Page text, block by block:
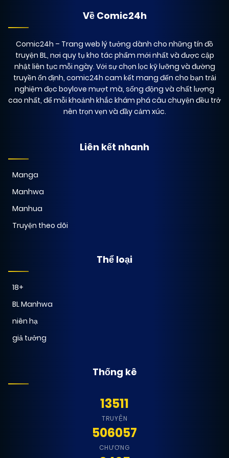
Về Comic24h
Comic24h – Trang web lý tưởng dành cho những tín đồ
truyện BL, nơi quy tụ kho tác phẩm mới nhất và được cập
nhật liên tục mỗi ngày. Với sự chọn lọc kỹ lưỡng và đường
truyền ổn định, comic24h cam kết mang đến cho bạn trải
nghiệm đọc boylove mượt mà, sống động và chất lượng
cao nhất, để mỗi khoảnh khắc khám phá câu chuyện đều trở
nên trọn vẹn và đầy cảm xúc.
Liên kết nhanh
Manga
Manhwa
Manhua
Truyện theo dõi
Thể loại
18+
BL Manhwa
niên hạ
giả tưởng
Thống kê
13511
TRUYỆN
506057
CHƯƠNG